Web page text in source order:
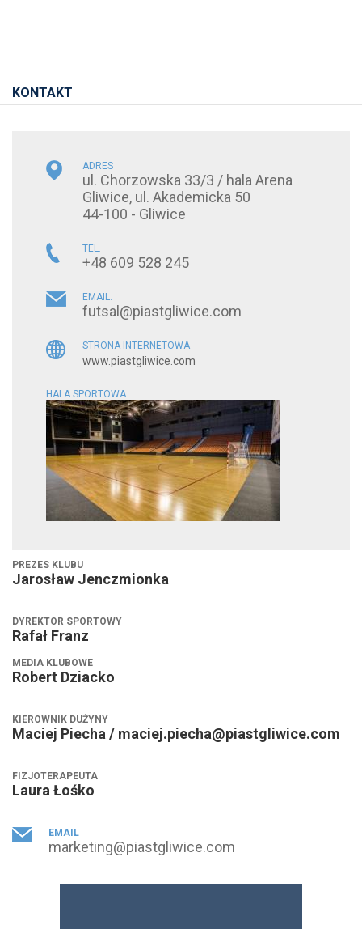
KONTAKT
ADRES
ul. Chorzowska 33/3 / hala Arena
Gliwice, ul. Akademicka 50
44-100 - Gliwice
TEL.
+48 609 528 245
EMAIL.
futsal@piastgliwice.com
STRONA INTERNETOWA
www.piastgliwice.com
HALA SPORTOWA
PREZES KLUBU
Jarosław Jenczmionka
DYREKTOR SPORTOWY
Rafał Franz
MEDIA KLUBOWE
Robert Dziacko
KIEROWNIK DUŻYNY
Maciej Piecha / maciej.piecha@piastgliwice.com
FIZJOTERAPEUTA
Laura Łośko
EMAIL
marketing@piastgliwice.com